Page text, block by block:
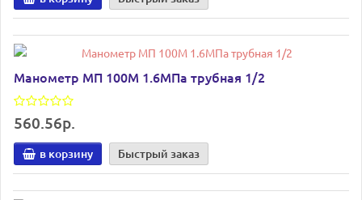
Манометр МП 100М 1.6МПа трубная 1/2
560.56р.
в корзину Быстрый заказ